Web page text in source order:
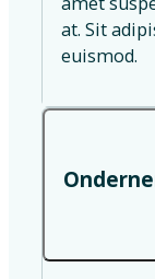
at. Sit
euismod.